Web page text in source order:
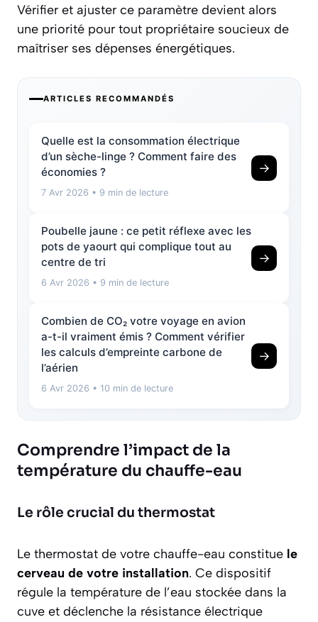
Vérifier et ajuster ce paramètre devient alors
une priorité pour tout propriétaire soucieux de
maîtriser ses dépenses énergétiques.
ARTICLES RECOMMANDÉS
Quelle est la consommation électrique
d’un sèche-linge ? Comment faire des
économies ?
7 Avr 2026 • 9 min de lecture
→
Poubelle jaune : ce petit réflexe avec les
pots de yaourt qui complique tout au
centre de tri
6 Avr 2026 • 9 min de lecture
→
Combien de CO₂ votre voyage en avion
a-t-il vraiment émis ? Comment vérifier
les calculs d’empreinte carbone de
l’aérien
6 Avr 2026 • 10 min de lecture
→
Comprendre l’impact de la
température du chauffe-eau
Le rôle crucial du thermostat
Le thermostat de votre chauffe-eau constitue le
cerveau de votre installation. Ce dispositif
régule la température de l’eau stockée dans la
cuve et déclenche la résistance électrique